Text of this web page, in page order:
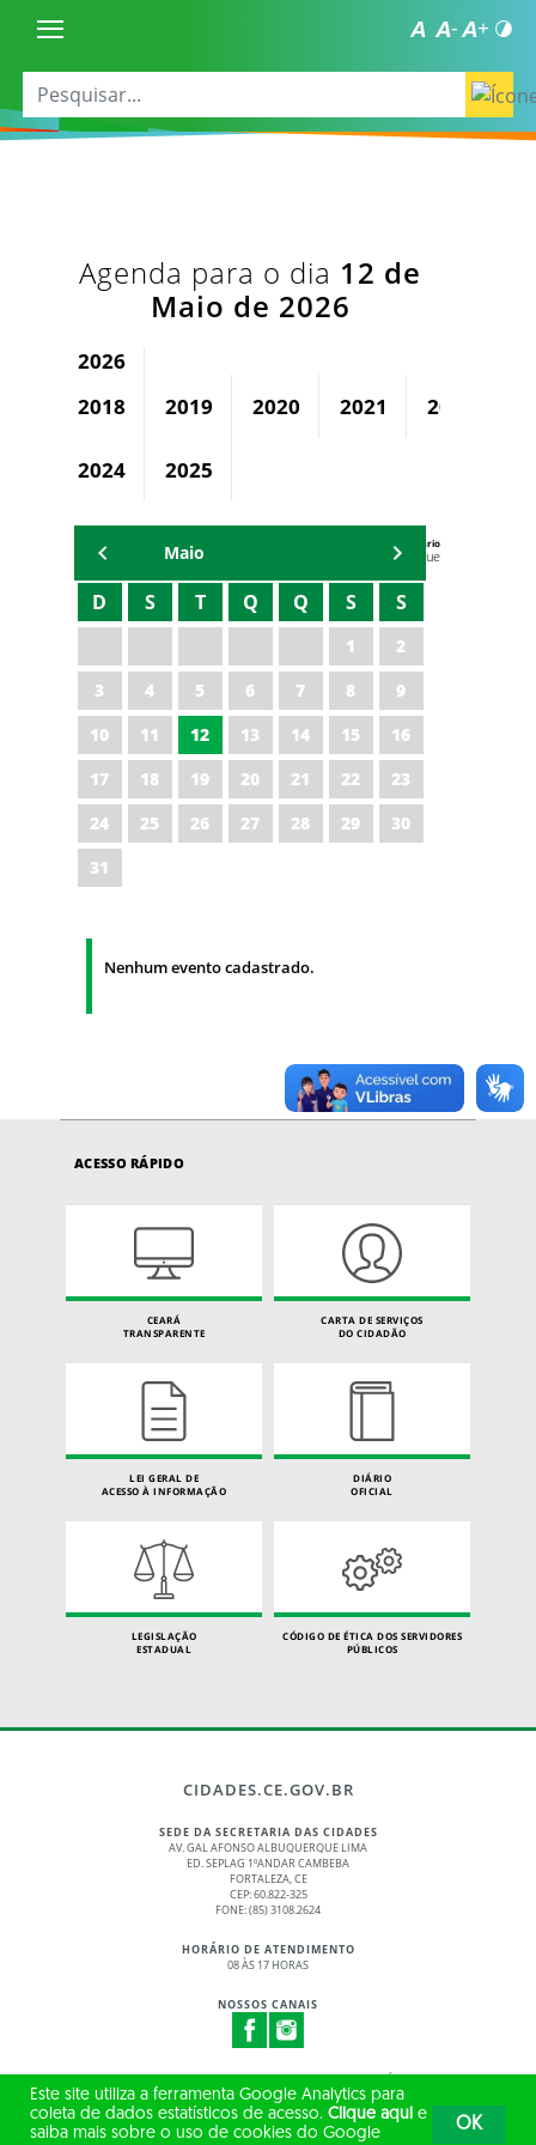
Agenda para o dia 12 de
Maio de 2026
2026
2018
2019 2020 2021 2022
2024 2025
Agenda do Secretário
Zezinho Albuquerque
Maio
D S T Q Q S S
1
2
3
4 5 6 7 8
9
10
11 12 13 14 15
16
17
18 19 20 21 22
23
24
25 26 27 28 29
30
31
Nenhum evento cadastrado.
ACESSO RÁPIDO
CEARÁ
TRANSPARENTE
CARTA DE SERVIÇOS
DO CIDADÃO
LEI GERAL DE
ACESSO À INFORMAÇÃO
DIÁRIO
OFICIAL
LEGISLAÇÃO
ESTADUAL
CÓDIGO DE ÉTICA DOS SERVIDORES
PÚBLICOS
CIDADES.CE.GOV.BR
SEDE DA SECRETARIA DAS CIDADES
AV. GAL AFONSO ALBUQUERQUE LIMA
ED. SEPLAG 1ºANDAR CAMBEBA
FORTALEZA, CE
CEP: 60.822-325
FONE: (85) 3108.2624
HORÁRIO DE ATENDIMENTO
08 ÀS 17 HORAS
NOSSOS CANAIS
© 2017 - 2026 – GOVERNO DO ESTADO DO CEARÁ
TODOS OS DIREITOS RESERVADOS
Este site utiliza a ferramenta Google Analytics para
coleta de dados estatísticos de acesso. Clique aqui e
saiba mais sobre o uso de cookies do Google
OK